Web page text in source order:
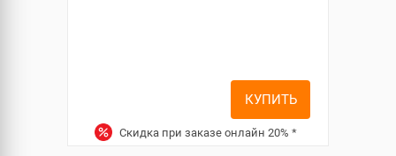
КУПИТЬ
Скидка при заказе онлайн 20% *